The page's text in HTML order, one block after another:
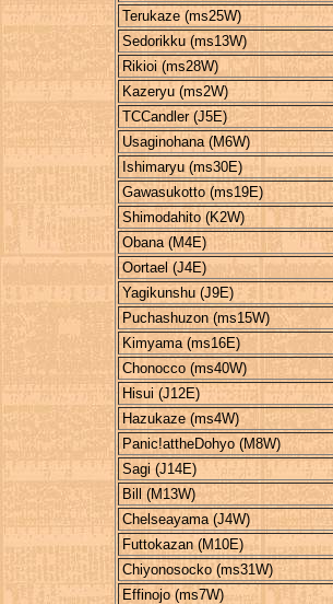
Terukaze (ms25W)
Sedorikku (ms13W)
Rikioi (ms28W)
Kazeryu (ms2W)
TCCandler (J5E)
Usaginohana (M6W)
Ishimaryu (ms30E)
Gawasukotto (ms19E)
Shimodahito (K2W)
Obana (M4E)
Oortael (J4E)
Yagikunshu (J9E)
Puchashuzon (ms15W)
Kimyama (ms16E)
Chonocco (ms40W)
Hisui (J12E)
Hazukaze (ms4W)
Panic!attheDohyo (M8W)
Sagi (J14E)
Bill (M13W)
Chelseayama (J4W)
Futtokazan (M10E)
Chiyonosocko (ms31W)
Effinojo (ms7W)